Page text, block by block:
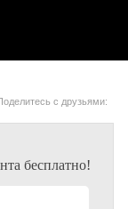
с друзьями:
бесплатно!